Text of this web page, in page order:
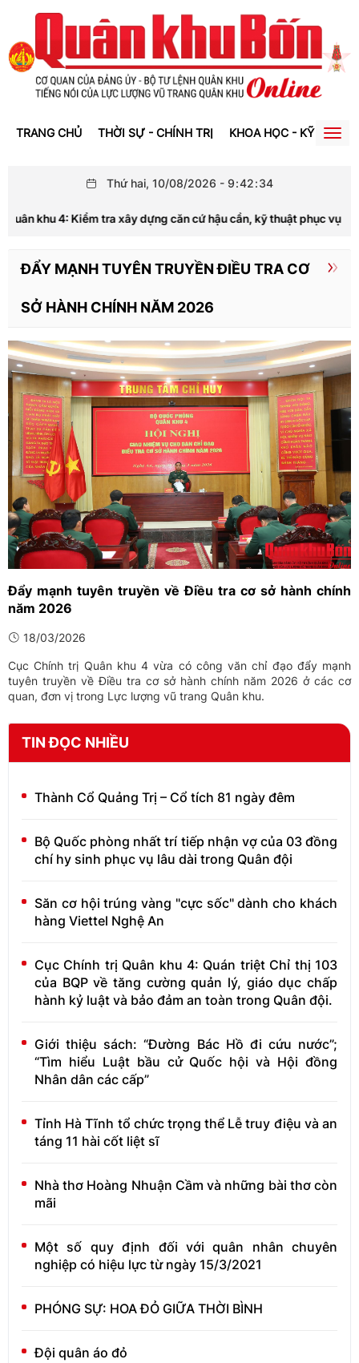
TRANG CHỦ THỜI SỰ - CHÍNH TRỊ KHOA HỌC - KỸ THUẬT
Thứ hai, 10/08/2026 - 9:42:34
khu 4: Kiểm tra xây dựng căn cứ hậu cần, kỹ thuật phục vụ diễn
ĐẨY MẠNH TUYÊN TRUYỀN ĐIỀU TRA CƠ
SỞ HÀNH CHÍNH NĂM 2026
Đẩy mạnh tuyên truyền về Điều tra cơ sở hành chính
năm 2026
18/03/2026
Cục Chính trị Quân khu 4 vừa có công văn chỉ đạo đẩy mạnh
tuyên truyền về Điều tra cơ sở hành chính năm 2026 ở các cơ
quan, đơn vị trong Lực lượng vũ trang Quân khu.
TIN ĐỌC NHIỀU
Thành Cổ Quảng Trị – Cổ tích 81 ngày đêm
Bộ Quốc phòng nhất trí tiếp nhận vợ của 03 đồng
chí hy sinh phục vụ lâu dài trong Quân đội
Săn cơ hội trúng vàng "cực sốc" dành cho khách
hàng Viettel Nghệ An
Cục Chính trị Quân khu 4: Quán triệt Chỉ thị 103
của BQP về tăng cường quản lý, giáo dục chấp
hành kỷ luật và bảo đảm an toàn trong Quân đội.
Giới thiệu sách: “Đường Bác Hồ đi cứu nước”;
“Tìm hiểu Luật bầu cử Quốc hội và Hội đồng
Nhân dân các cấp”
Tỉnh Hà Tĩnh tổ chức trọng thể Lễ truy điệu và an
táng 11 hài cốt liệt sĩ
Nhà thơ Hoàng Nhuận Cầm và những bài thơ còn
mãi
Một số quy định đối với quân nhân chuyên
nghiệp có hiệu lực từ ngày 15/3/2021
PHÓNG SỰ: HOA ĐỎ GIỮA THỜI BÌNH
Đội quân áo đỏ